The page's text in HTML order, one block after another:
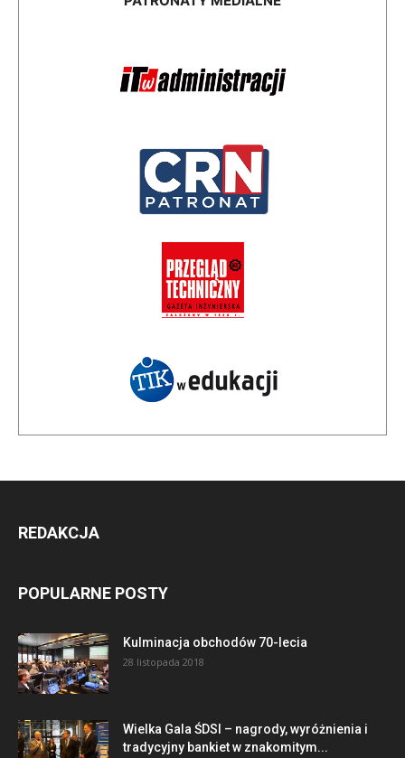
REDAKCJA
POPULARNE POSTY
Kulminacja obchodów 70-lecia
28 listopada 2018
Wielka Gala ŚDSI – nagrody, wyróżnienia i
tradycyjny bankiet w znakomitym...